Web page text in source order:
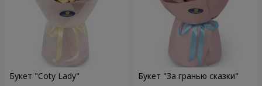
Букет "Coty Lady" Букет "За гранью сказки"